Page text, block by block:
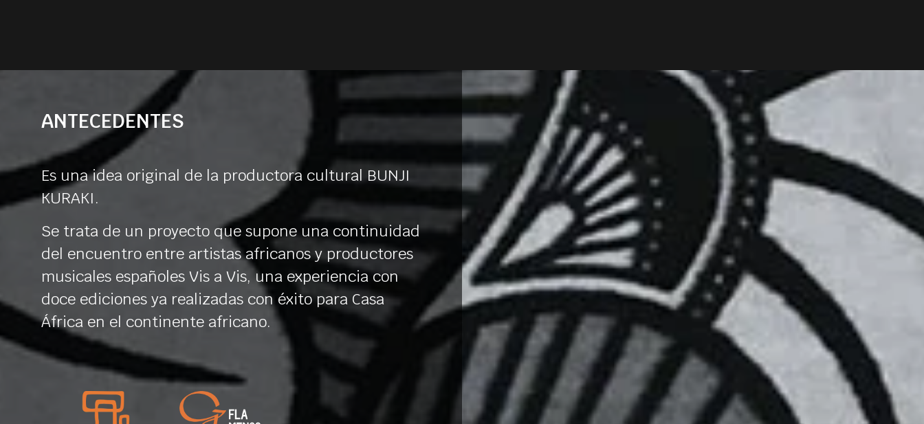
ANTECEDENTES
Es una idea original de la productora cultural BUNJI
KURAKI.
Se trata de un proyecto que supone una continuidad
del encuentro entre artistas africanos y productores
musicales españoles Vis a Vis, una experiencia con
doce ediciones ya realizadas con éxito para Casa
África en el continente africano.